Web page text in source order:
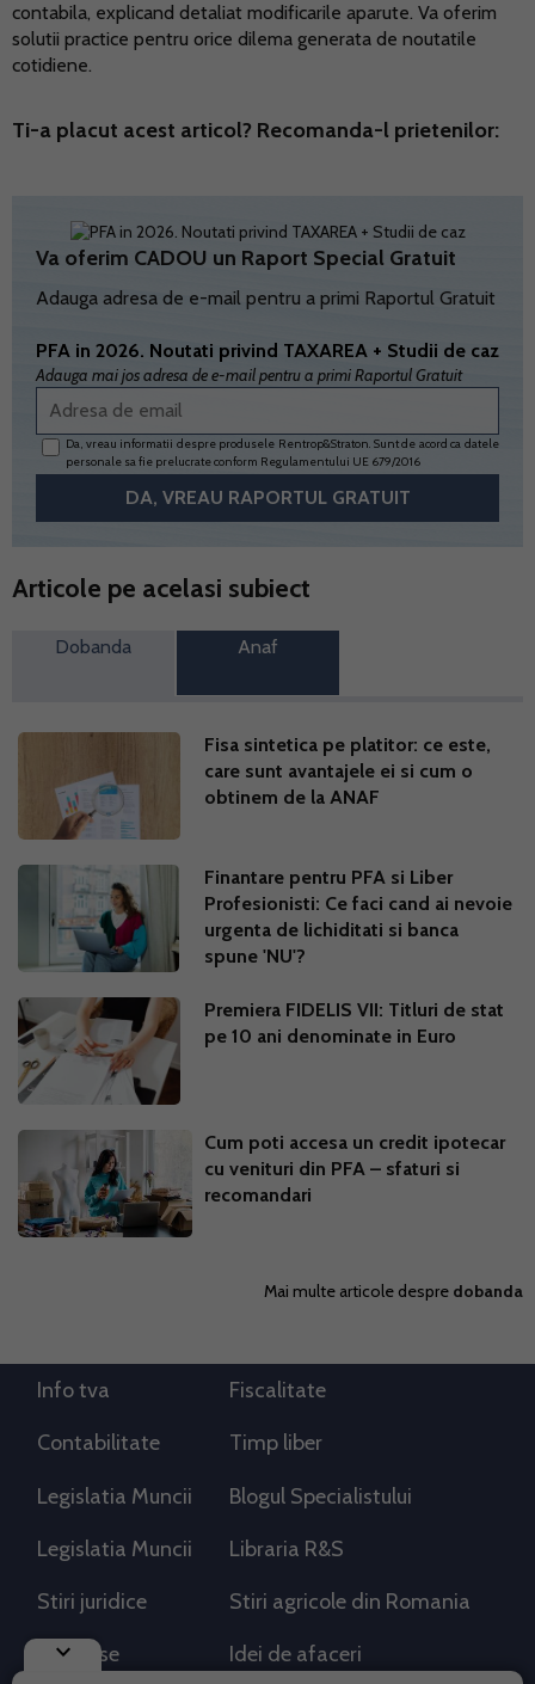
contabila, explicand detaliat modificarile aparute. Va oferim
solutii practice pentru orice dilema generata de noutatile
cotidiene.
Ti-a placut acest articol? Recomanda-l prietenilor:
Va oferim CADOU un Raport Special Gratuit
Adauga adresa de e-mail pentru a primi Raportul Gratuit
PFA in 2026. Noutati privind TAXAREA + Studii de caz
Adauga mai jos adresa de e-mail pentru a primi Raportul Gratuit
Da, vreau informatii despre produsele Rentrop&Straton. Sunt de acord ca datele
personale sa fie prelucrate conform Regulamentului UE 679/2016
Articole pe acelasi subiect
Dobanda Anaf
Fisa sintetica pe platitor: ce este,
care sunt avantajele ei si cum o
obtinem de la ANAF
Finantare pentru PFA si Liber
Profesionisti: Ce faci cand ai nevoie
urgenta de lichiditati si banca
spune 'NU'?
Premiera FIDELIS VII: Titluri de stat
pe 10 ani denominate in Euro
Cum poti accesa un credit ipotecar
cu venituri din PFA – sfaturi si
recomandari
Mai multe articole despre dobanda
keyboard_arrow_down
Info tva Fiscalitate
Contabilitate Timp liber
Legislatia Muncii Blogul Specialistului
Legislatia Muncii Libraria R&S
Stiri juridice Stiri agricole din Romania
AdSense Idei de afaceri